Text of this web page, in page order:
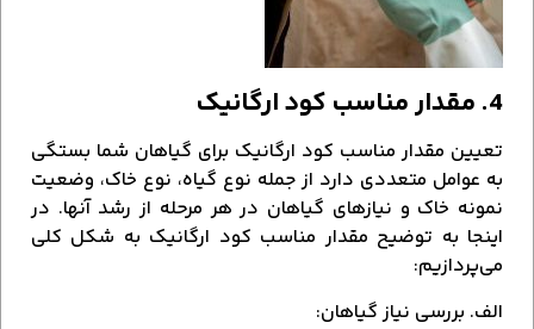
4. مقدار مناسب کود ارگانیک
تعیین مقدار مناسب کود ارگانیک برای گیاهان شما بستگی
به عوامل متعددی دارد از جمله نوع گیاه، نوع خاک، وضعیت
نمونه خاک و نیازهای گیاهان در هر مرحله از رشد آنها. در
اینجا به توضیح مقدار مناسب کود ارگانیک به شکل کلی
می‌پردازیم:
الف. بررسی نیاز گیاهان: